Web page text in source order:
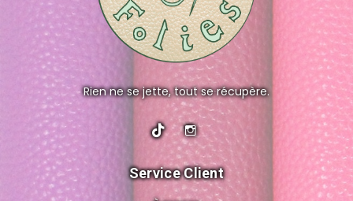
Rien ne se jette, tout se récupère.
Service Client